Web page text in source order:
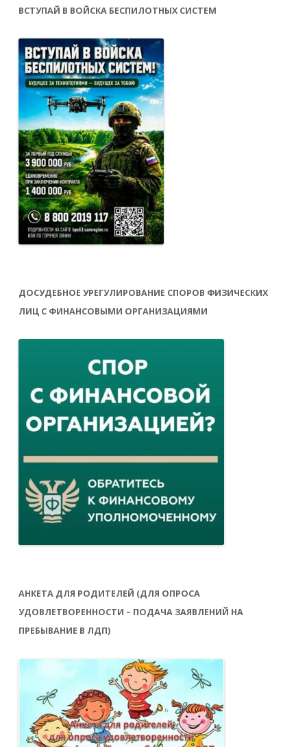
ВСТУПАЙ В ВОЙСКА БЕСПИЛОТНЫХ СИСТЕМ
ДОСУДЕБНОЕ УРЕГУЛИРОВАНИЕ СПОРОВ ФИЗИЧЕСКИХ
ЛИЦ С ФИНАНСОВЫМИ ОРГАНИЗАЦИЯМИ
АНКЕТА ДЛЯ РОДИТЕЛЕЙ (ДЛЯ ОПРОСА
УДОВЛЕТВОРЕННОСТИ – ПОДАЧА ЗАЯВЛЕНИЙ НА
ПРЕБЫВАНИЕ В ЛДП)